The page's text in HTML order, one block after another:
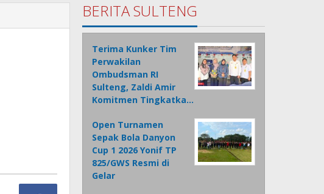
BERITA SULTENG
Terima Kunker Tim
Perwakilan
Ombudsman RI
Sulteng, Zaldi Amir
Komitmen Tingkatka…
Open Turnamen
Sepak Bola Danyon
Cup 1 2026 Yonif TP
825/GWS Resmi di
Gelar